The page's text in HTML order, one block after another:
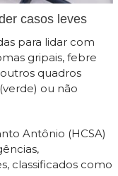
casos leves
para lidar com
gripais, febre
quadros
ou não
Antônio (HCSA)
classificados como